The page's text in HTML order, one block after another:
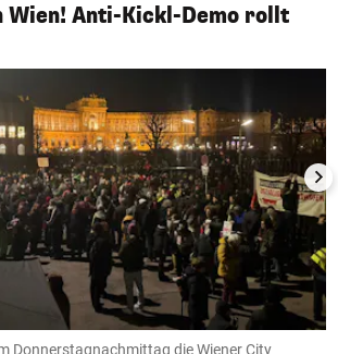
Wien! Anti-Kickl-Demo rollt
Donnerstagnachmittag die Wiener City